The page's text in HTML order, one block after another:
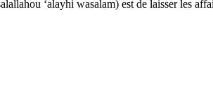
‘alayhi wasalam) est de laisser les